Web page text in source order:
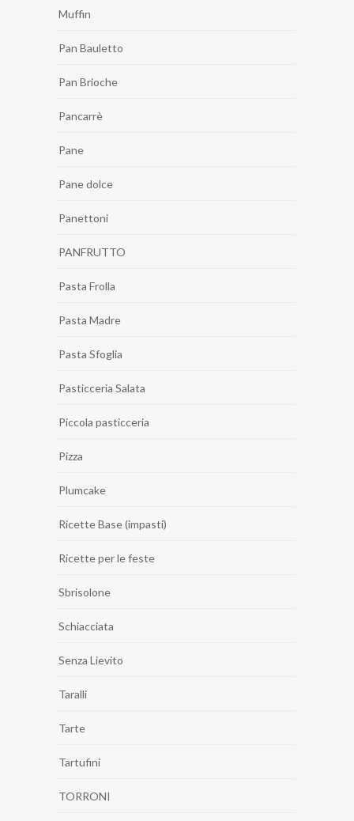
Muffin
Pan Bauletto
Pan Brioche
Pancarrè
Pane
Pane dolce
Panettoni
PANFRUTTO
Pasta Frolla
Pasta Madre
Pasta Sfoglia
Pasticceria Salata
Piccola pasticceria
Pizza
Plumcake
Ricette Base (impasti)
Ricette per le feste
Sbrisolone
Schiacciata
Senza Lievito
Taralli
Tarte
Tartufini
TORRONI